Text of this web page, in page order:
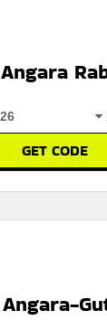
Zeitlich
GET CODE
Zeitlich